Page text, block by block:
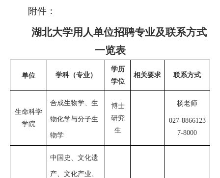
附件：
湖北大学用人单位招聘专业及联系方式
一览表
单位 学科（专业）
学历
学位
相关要求 联系方式
生命科学
学院
合成生物学、生
物化学与分子生
物学
博士
研究
生
杨老师
027-8866123
7-8000
中国史、文化遗
产、文化产业、